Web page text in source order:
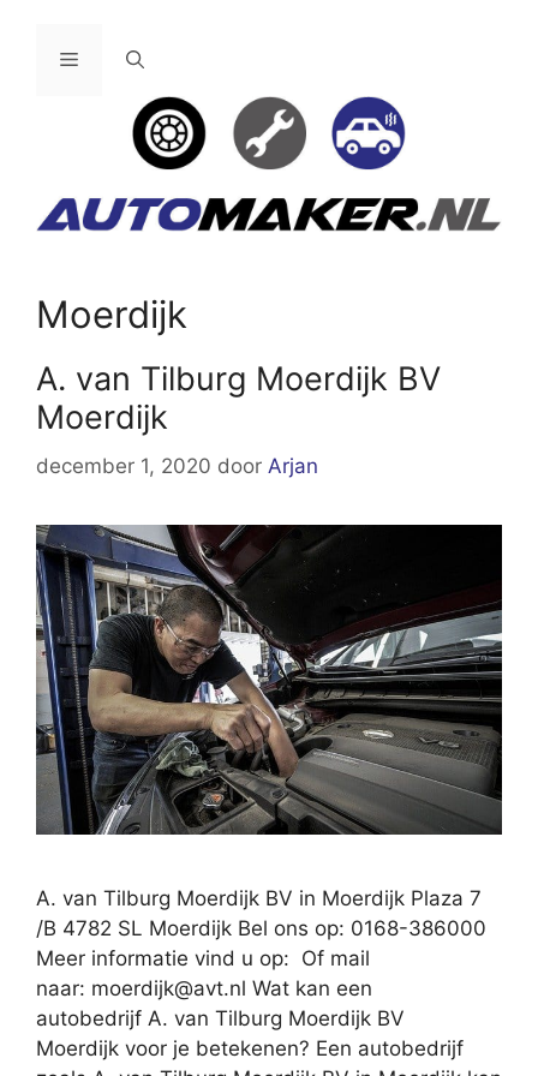
Menu
Moerdijk
A. van Tilburg Moerdijk BV
Moerdijk
december 1, 2020 door Arjan
A. van Tilburg Moerdijk BV in Moerdijk Plaza 7
/B 4782 SL Moerdijk Bel ons op: 0168-386000
Meer informatie vind u op: Of mail
naar: moerdijk@avt.nl Wat kan een
autobedrijf A. van Tilburg Moerdijk BV
Moerdijk voor je betekenen? Een autobedrijf